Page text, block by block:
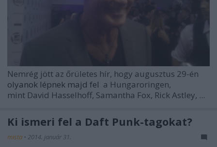
Nemrég jött az őrületes hír, hogy augusztus 29-én
olyanok lépnek majd fel a Hungaroringen,
mint David Hasselhoff, Samantha Fox, Rick Astley, ...
Ki ismeri fel a Daft Punk-tagokat?
mista • 2014. január 31.